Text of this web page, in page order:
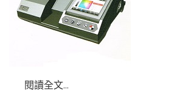
閱讀全文...